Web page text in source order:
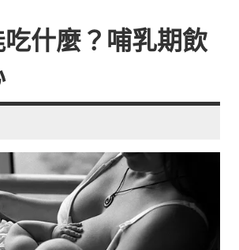
什麼？哺乳期飲